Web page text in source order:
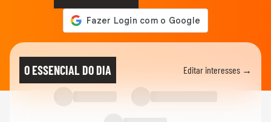
O ESSENCIAL DO DIA Editar interesses →